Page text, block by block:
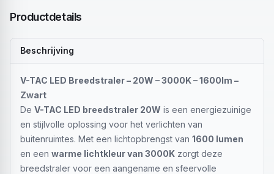
Productdetails
Beschrijving
V-TAC LED Breedstraler – 20W – 3000K – 1600lm –
Zwart
De V-TAC LED breedstraler 20W is een energiezuinige
en stijlvolle oplossing voor het verlichten van
buitenruimtes. Met een lichtopbrengst van 1600 lumen
en een warme lichtkleur van 3000K zorgt deze
breedstraler voor een aangename en sfeervolle